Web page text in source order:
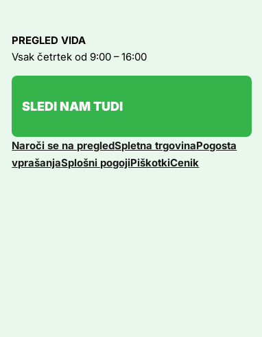
PREGLED VIDA
Vsak četrtek od 9:00 – 16:00
SLEDI NAM TUDI
Naroči se na pregledSpletna trgovinaPogosta
vprašanjaSplošni pogojiPiškotkiCenik